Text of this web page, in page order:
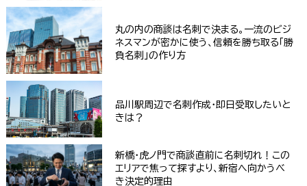
丸の内の商談は名刺で決まる。一流のビジ
ネスマンが密かに使う、信頼を勝ち取る「勝
負名刺」の作り方
品川駅周辺で名刺作成・即日受取したいと
きは？
新橋・虎ノ門で商談直前に名刺切れ！この
エリアで焦って探すより、新宿へ向かうべ
き決定的理由